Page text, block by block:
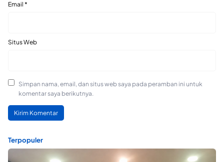
Email *
Situs Web
Simpan nama, email, dan situs web saya pada peramban ini untuk
komentar saya berikutnya.
Terpopuler